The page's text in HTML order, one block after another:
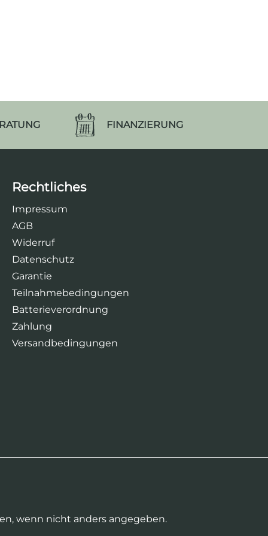
FINANZIERUNG
Rechtliches
Impressum
AGB
Widerruf
Datenschutz
Garantie
Teilnahmebedingungen
Batterieverordnung
Zahlung
Versandbedingungen
wenn nicht anders angegeben.